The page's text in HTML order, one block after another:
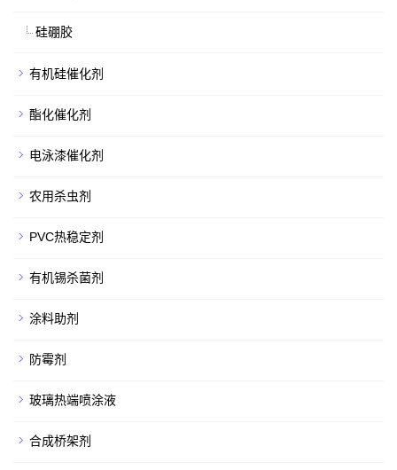
硅硼胶
有机硅催化剂
酯化催化剂
电泳漆催化剂
农用杀虫剂
PVC热稳定剂
有机锡杀菌剂
涂料助剂
防霉剂
玻璃热端喷涂液
合成桥架剂